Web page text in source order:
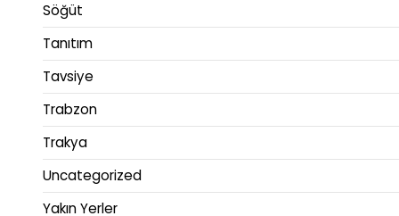
Söğüt
Tanıtım
Tavsiye
Trabzon
Trakya
Uncategorized
Yakın Yerler